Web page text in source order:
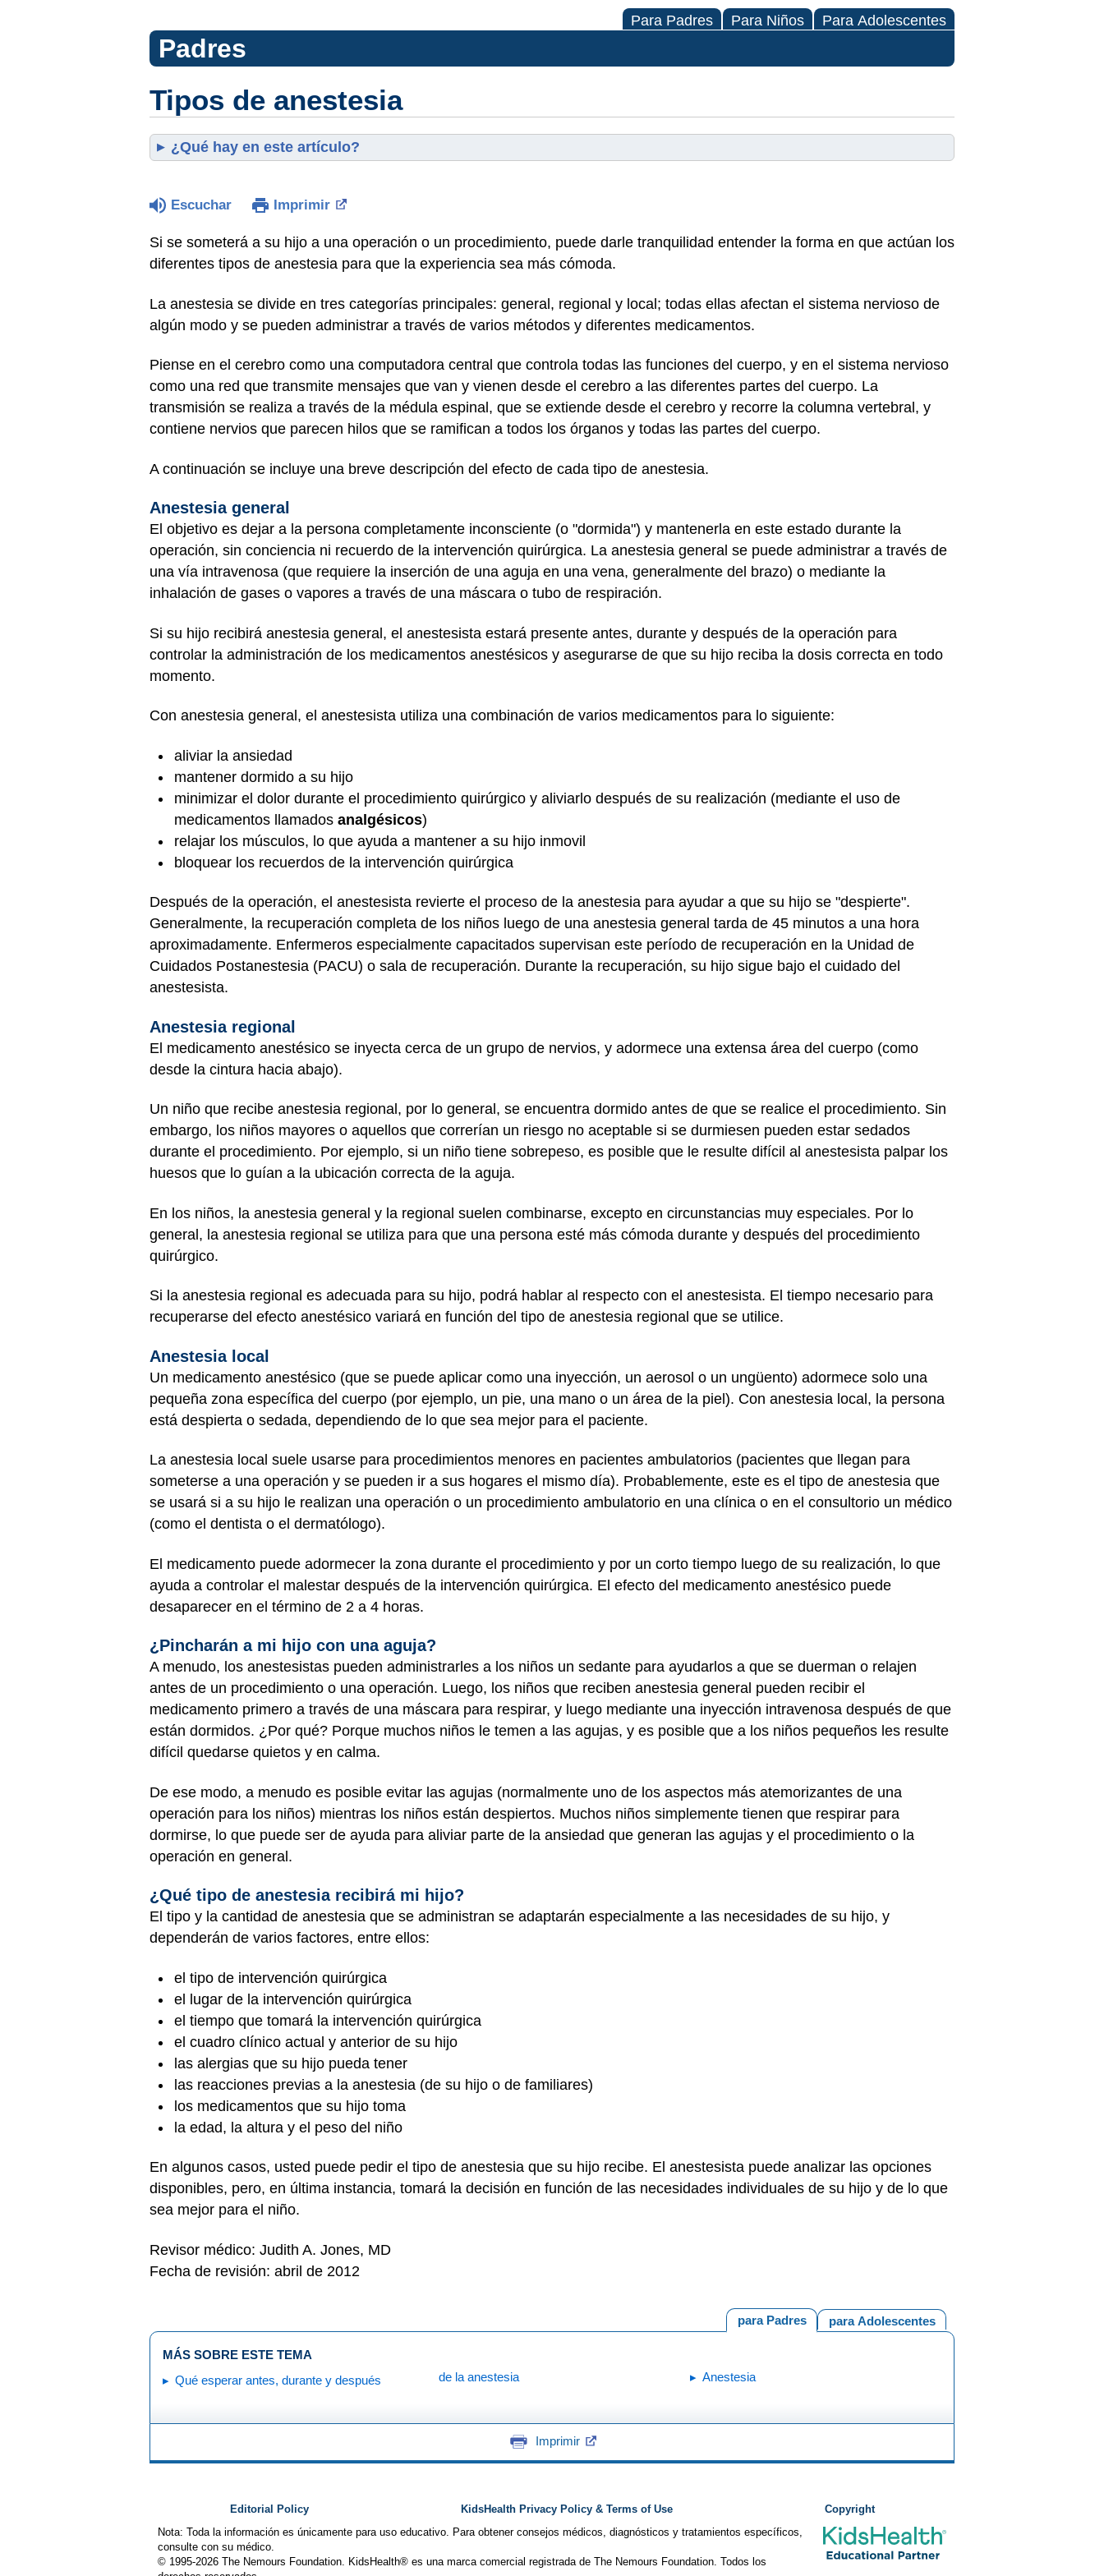
Para Padres Para Niños Para Adolescentes
Padres
Tipos de anestesia
¿Qué hay en este artículo?
Escuchar Imprimir
Si se someterá a su hijo a una operación o un procedimiento, puede darle tranquilidad entender la forma en que actúan los
diferentes tipos de anestesia para que la experiencia sea más cómoda.
La anestesia se divide en tres categorías principales: general, regional y local; todas ellas afectan el sistema nervioso de
algún modo y se pueden administrar a través de varios métodos y diferentes medicamentos.
Piense en el cerebro como una computadora central que controla todas las funciones del cuerpo, y en el sistema nervioso
como una red que transmite mensajes que van y vienen desde el cerebro a las diferentes partes del cuerpo. La
transmisión se realiza a través de la médula espinal, que se extiende desde el cerebro y recorre la columna vertebral, y
contiene nervios que parecen hilos que se ramifican a todos los órganos y todas las partes del cuerpo.
A continuación se incluye una breve descripción del efecto de cada tipo de anestesia.
Anestesia general
El objetivo es dejar a la persona completamente inconsciente (o "dormida") y mantenerla en este estado durante la
operación, sin conciencia ni recuerdo de la intervención quirúrgica. La anestesia general se puede administrar a través de
una vía intravenosa (que requiere la inserción de una aguja en una vena, generalmente del brazo) o mediante la
inhalación de gases o vapores a través de una máscara o tubo de respiración.
Si su hijo recibirá anestesia general, el anestesista estará presente antes, durante y después de la operación para
controlar la administración de los medicamentos anestésicos y asegurarse de que su hijo reciba la dosis correcta en todo
momento.
Con anestesia general, el anestesista utiliza una combinación de varios medicamentos para lo siguiente:
aliviar la ansiedad
mantener dormido a su hijo
minimizar el dolor durante el procedimiento quirúrgico y aliviarlo después de su realización (mediante el uso de
medicamentos llamados analgésicos)
relajar los músculos, lo que ayuda a mantener a su hijo inmovil
bloquear los recuerdos de la intervención quirúrgica
Después de la operación, el anestesista revierte el proceso de la anestesia para ayudar a que su hijo se "despierte".
Generalmente, la recuperación completa de los niños luego de una anestesia general tarda de 45 minutos a una hora
aproximadamente. Enfermeros especialmente capacitados supervisan este período de recuperación en la Unidad de
Cuidados Postanestesia (PACU) o sala de recuperación. Durante la recuperación, su hijo sigue bajo el cuidado del
anestesista.
Anestesia regional
El medicamento anestésico se inyecta cerca de un grupo de nervios, y adormece una extensa área del cuerpo (como
desde la cintura hacia abajo).
Un niño que recibe anestesia regional, por lo general, se encuentra dormido antes de que se realice el procedimiento. Sin
embargo, los niños mayores o aquellos que correrían un riesgo no aceptable si se durmiesen pueden estar sedados
durante el procedimiento. Por ejemplo, si un niño tiene sobrepeso, es posible que le resulte difícil al anestesista palpar los
huesos que lo guían a la ubicación correcta de la aguja.
En los niños, la anestesia general y la regional suelen combinarse, excepto en circunstancias muy especiales. Por lo
general, la anestesia regional se utiliza para que una persona esté más cómoda durante y después del procedimiento
quirúrgico.
Si la anestesia regional es adecuada para su hijo, podrá hablar al respecto con el anestesista. El tiempo necesario para
recuperarse del efecto anestésico variará en función del tipo de anestesia regional que se utilice.
Anestesia local
Un medicamento anestésico (que se puede aplicar como una inyección, un aerosol o un ungüento) adormece solo una
pequeña zona específica del cuerpo (por ejemplo, un pie, una mano o un área de la piel). Con anestesia local, la persona
está despierta o sedada, dependiendo de lo que sea mejor para el paciente.
La anestesia local suele usarse para procedimientos menores en pacientes ambulatorios (pacientes que llegan para
someterse a una operación y se pueden ir a sus hogares el mismo día). Probablemente, este es el tipo de anestesia que
se usará si a su hijo le realizan una operación o un procedimiento ambulatorio en una clínica o en el consultorio un médico
(como el dentista o el dermatólogo).
El medicamento puede adormecer la zona durante el procedimiento y por un corto tiempo luego de su realización, lo que
ayuda a controlar el malestar después de la intervención quirúrgica. El efecto del medicamento anestésico puede
desaparecer en el término de 2 a 4 horas.
¿Pincharán a mi hijo con una aguja?
A menudo, los anestesistas pueden administrarles a los niños un sedante para ayudarlos a que se duerman o relajen
antes de un procedimiento o una operación. Luego, los niños que reciben anestesia general pueden recibir el
medicamento primero a través de una máscara para respirar, y luego mediante una inyección intravenosa después de que
están dormidos. ¿Por qué? Porque muchos niños le temen a las agujas, y es posible que a los niños pequeños les resulte
difícil quedarse quietos y en calma.
De ese modo, a menudo es posible evitar las agujas (normalmente uno de los aspectos más atemorizantes de una
operación para los niños) mientras los niños están despiertos. Muchos niños simplemente tienen que respirar para
dormirse, lo que puede ser de ayuda para aliviar parte de la ansiedad que generan las agujas y el procedimiento o la
operación en general.
¿Qué tipo de anestesia recibirá mi hijo?
El tipo y la cantidad de anestesia que se administran se adaptarán especialmente a las necesidades de su hijo, y
dependerán de varios factores, entre ellos:
el tipo de intervención quirúrgica
el lugar de la intervención quirúrgica
el tiempo que tomará la intervención quirúrgica
el cuadro clínico actual y anterior de su hijo
las alergias que su hijo pueda tener
las reacciones previas a la anestesia (de su hijo o de familiares)
los medicamentos que su hijo toma
la edad, la altura y el peso del niño
En algunos casos, usted puede pedir el tipo de anestesia que su hijo recibe. El anestesista puede analizar las opciones
disponibles, pero, en última instancia, tomará la decisión en función de las necesidades individuales de su hijo y de lo que
sea mejor para el niño.
Revisor médico: Judith A. Jones, MD
Fecha de revisión: abril de 2012
para Adolescentes
para Padres
MÁS SOBRE ESTE TEMA
Qué esperar antes, durante y después
de la anestesia Anestesia
Imprimir
Editorial Policy KidsHealth Privacy Policy & Terms of Use
Copyright
Nota: Toda la información es únicamente para uso educativo. Para obtener consejos médicos, diagnósticos y tratamientos específicos,
consulte con su médico.
© 1995-2026 The Nemours Foundation. KidsHealth® es una marca comercial registrada de The Nemours Foundation. Todos los